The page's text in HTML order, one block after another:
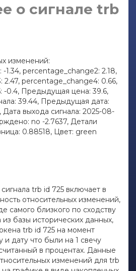
о сигнале trb
изменений:
1.34, percentage_change2: 2.18,
percentage_change4: 0.66,
-0.4, Предыдущая цена: 39.6,
39.44, Предыдущая дата:
выхода сигнала: 2025-08-
no -2.7637, Детали
0.88518, Цвет: green
trb id 725 включает в
относительных изменений,
самого близкого по сходству
базы исторических данных,
trb id 725 на момент
и дату что были на 1 свечу
в процентах. Данные
изменений для trb